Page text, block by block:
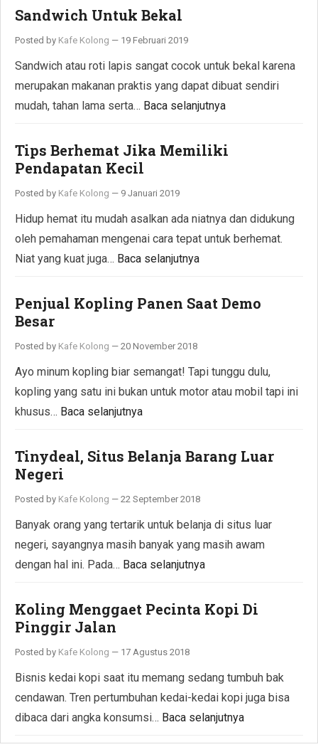
Sandwich Untuk Bekal
Posted by Kafe Kolong — 19 Februari 2019
Sandwich atau roti lapis sangat cocok untuk bekal karena
merupakan makanan praktis yang dapat dibuat sendiri
mudah, tahan lama serta… Baca selanjutnya
Tips Berhemat Jika Memiliki
Pendapatan Kecil
Posted by Kafe Kolong — 9 Januari 2019
Hidup hemat itu mudah asalkan ada niatnya dan didukung
oleh pemahaman mengenai cara tepat untuk berhemat.
Niat yang kuat juga… Baca selanjutnya
Penjual Kopling Panen Saat Demo
Besar
Posted by Kafe Kolong — 20 November 2018
Ayo minum kopling biar semangat! Tapi tunggu dulu,
kopling yang satu ini bukan untuk motor atau mobil tapi ini
khusus… Baca selanjutnya
Tinydeal, Situs Belanja Barang Luar
Negeri
Posted by Kafe Kolong — 22 September 2018
Banyak orang yang tertarik untuk belanja di situs luar
negeri, sayangnya masih banyak yang masih awam
dengan hal ini. Pada… Baca selanjutnya
Koling Menggaet Pecinta Kopi Di
Pinggir Jalan
Posted by Kafe Kolong — 17 Agustus 2018
Bisnis kedai kopi saat itu memang sedang tumbuh bak
cendawan. Tren pertumbuhan kedai-kedai kopi juga bisa
dibaca dari angka konsumsi… Baca selanjutnya